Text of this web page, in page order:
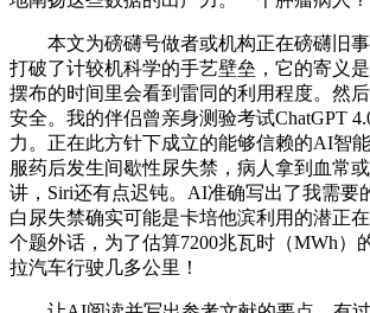
本文为磅礴号做者或机构正在磅礴旧事
打破了计较机科学的手艺壁垒，它的寄义
摆布的时间里会看到雷同的利用程度。然
安全。我的伴侣曾亲身测验考试ChatGPT
力。正在此方针下成立的能够信赖的AI智
服药后发生间歇性尿失禁，病人拿到血常
讲，Siri还有点迟钝。AI准确写出了我需要
白尿失禁确实可能是卡培他滨利用的潜正
个题外话，为了估算7200兆瓦时（MWh）
拉汽车行驶几多公里！